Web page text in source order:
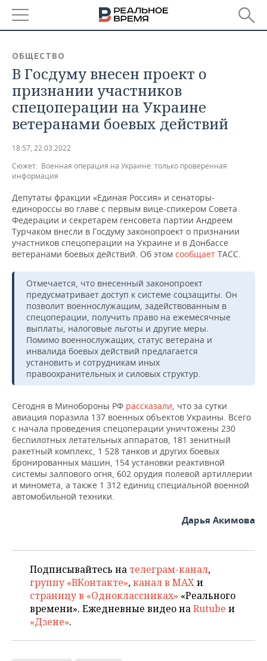
БАШКОРТОСТАН
ТАТАРСТАН
УДМУРТИЯ
НОВОСТИ
АНАЛИТИКА
НОВОСТИ АНАЛИТИКИ
ДЕКЛАРАЦИИ О ДОХОДАХ
КОРОЛИ ГОСЗАКАЗА ПФО
ВУЗЫ ТАТАРСТАНА
КОМУ ПРИНАДЛЕЖАТ
ТОРГОВЫЕ ЦЕНТРЫ
ТАТАРСТАНА
ЭКОНОМИКА
НОВОСТИ ЭКОНОМИКИ
ФИНАНСЫ
БАНКИ
БЮДЖЕТ
ИНВЕСТИЦИИ
ПРОМЫШЛЕННОСТЬ
НОВОСТИ
АГРОПРОМ
МАШИНОСТРОЕНИЕ
НЕФТЕХИМИЯ
НЕФТЬ
ОПК
ЭНЕРГЕТИКА
НЕДВИЖИМОСТЬ
НОВОСТИ НЕДВИЖИМОСТИ
АВТО
НОВОСТИ АВТО
БИЗНЕС
НОВОСТИ БИЗНЕСА
РОЗНИЧНАЯ ТОРГОВЛЯ
ТРАНСПОРТ
УСЛУГИ
ТЕХНОЛОГИИ
НОВОСТИ ТЕХНОЛОГИЙ
МЕДИА
ТЕЛЕКОММУНИКАЦИИ
МЕРОПРИЯТИЯ
НОВОСТИ МЕРОПРИЯТИЙ
ВЫЕЗДНАЯ РЕДАКЦИЯ
БИЗНЕС-БРАНЧИ
ОТКРЫТАЯ ЛЕКЦИЯ
СПОРТ
НОВОСТИ СПОРТА
ФУТБОЛ
БАСКЕТБОЛ
ВОЛЕЙБОЛ
КИБЕРСПОРТ
ХОККЕЙ С МЯЧОМ
ОБЩЕСТВО
НОВОСТИ ОБЩЕСТВА
ИНФРАСТРУКТУРА
ИСТОРИЯ
КУЛЬТУРА
ПРОИСШЕСТВИЯ
ФОТОГАЛЕРЕЯ
СПРАВОЧНИК
СПИСОК ПЕРСОН
СПИСОК КОМПАНИЙ
ПОЛНАЯ ВЕРСИЯ
ОБЩЕСТВО
В Госдуму внесен проект о
признании участников
спецоперации на Украине
ветеранами боевых действий
18:57, 22.03.2022
Сюжет: Военная операция на Украине: только проверенная
информация
Депутаты фракции «Единая Россия» и сенаторы-
единороссы во главе с первым вице-спикером Совета
Федерации и секретарем генсовета партии Андреем
Турчаком внесли в Госдуму законопроект о признании
участников спецоперации на Украине и в Донбассе
ветеранами боевых действий. Об этом сообщает ТАСС.
Отмечается, что внесенный законопроект
предусматривает доступ к системе соцзащиты. Он
позволит военнослужащим, задействованным в
спецоперации, получить право на ежемесячные
выплаты, налоговые льготы и другие меры.
Помимо военнослужащих, статус ветерана и
инвалида боевых действий предлагается
установить и сотрудникам иных
правоохранительных и силовых структур.
Сегодня в Минобороны РФ рассказали, что за сутки
авиация поразила 137 военных объектов Украины. Всего
с начала проведения спецоперации уничтожены 230
беспилотных летательных аппаратов, 181 зенитный
ракетный комплекс, 1 528 танков и других боевых
бронированных машин, 154 установки реактивной
системы залпового огня, 602 орудия полевой артиллерии
и миномета, а также 1 312 единиц специальной военной
автомобильной техники.
Дарья Акимова
Подписывайтесь на телеграм-канал,
группу «ВКонтакте»,канал в MAXи
страницу в «Одноклассниках» «Реального
времени». Ежедневные видео наRutube и
«Дзене».